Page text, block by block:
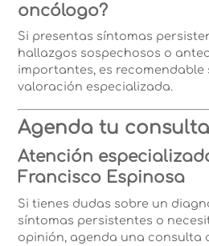
oncólogo?
Si presentas síntomas
hallazgos sospechosos o
importantes, es
valoración especializada.
Agenda tu consulta
Atención
Francisco Espinosa
Si tienes dudas sobre un
síntomas persistentes o
opinión, agenda una consulta